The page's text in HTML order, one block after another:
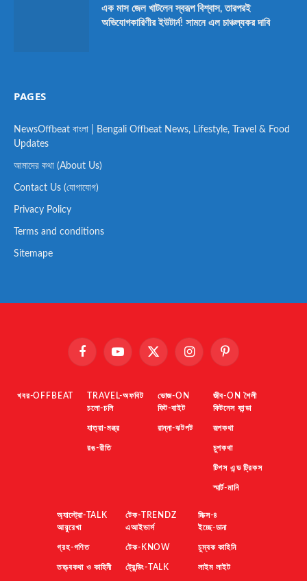
এক মাস জেল খাটলেন স্বরূপ বিশ্বাস, তারপরই
অভিযোগকারিণীর ইউটার্ন! সামনে এল চাঞ্চল্যকর দাবি
PAGES
NewsOffbeat বাংলা | Bengali Offbeat News, Lifestyle, Travel & Food
Updates
আমাদের কথা (About Us)
Contact Us (যোগাযোগ)
Privacy Policy
Terms and conditions
Sitemape
FacebookYouTube X
InstagramPinterest
খবর-OFFBEAT
TRAVEL-অফবিট
চলো-চলি
যাত্রা-মন্ত্র
রঙ-রীতি
ভোজ-ON
ফিট-বাইট
রান্না-ঝটপট
জীব-ON শৈলী
ফিটনেস ফান্ডা
রূপকথা
চুপকথা
টিপস এন্ড ট্রিকস
স্মার্ট-মানি
অ্যাস্ট্রো-TALK
আয়ুরেখা
গ্রহ-গণিত
তত্ত্বকথা ও কাহিনী
টেক-TRENDZ
এআইভার্স
টেক-KNOW
ট্রেন্ডিং-TALK
মিক্স-৪
ইচ্ছে-ডানা
চুম্বক কাহিনি
লাইম লাইট